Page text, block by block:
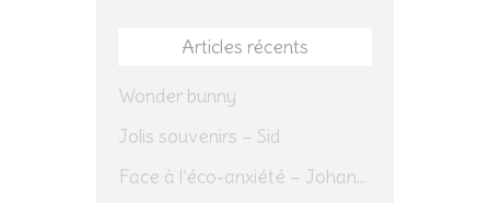
Articles récents
Wonder bunny
Jolis souvenirs – Sid
Face à l’éco-anxiété – Johannes Herrmann